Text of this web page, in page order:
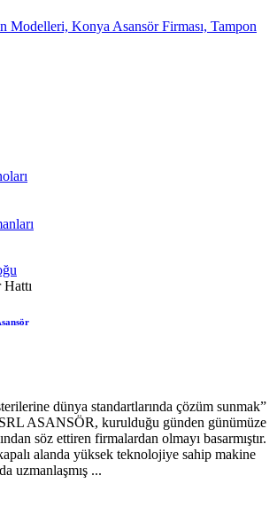
dünya standartlarında çözüm sunmak”
ASANSÖR, kurulduğu günden günümüze
söz ettiren firmalardan olmayı basarmıştır.
alanda yüksek teknolojiye sahip makine
uzmanlaşmış ...